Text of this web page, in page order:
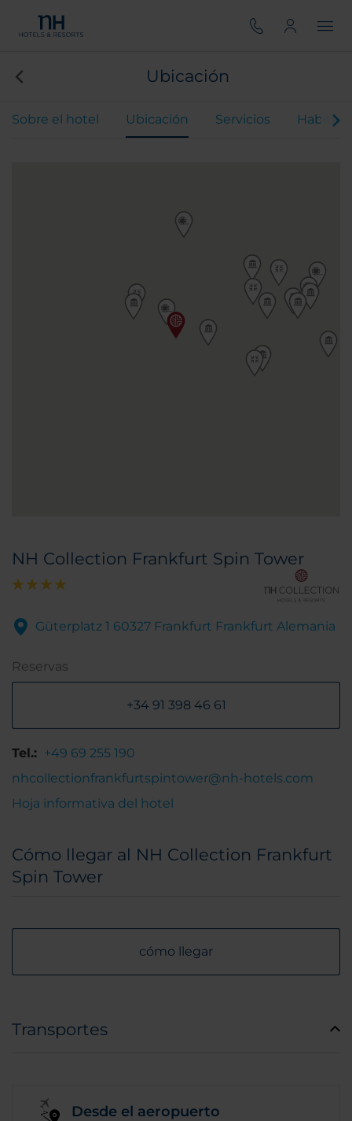
Ubicación
Sobre el hotel Ubicación Servicios
NH Collection Frankfurt Spin Tower
Güterplatz 1 60327 Frankfurt Frankfurt Alemania
Reservas
+34 91 398 46 61
Tel.: +49 69 255 190
nhcollectionfrankfurtspintower@nh-hotels.com
Hoja informativa del hotel
Cómo llegar al NH Collection Frankfurt
Spin Tower
cómo llegar
Transportes
Desde el aeropuerto